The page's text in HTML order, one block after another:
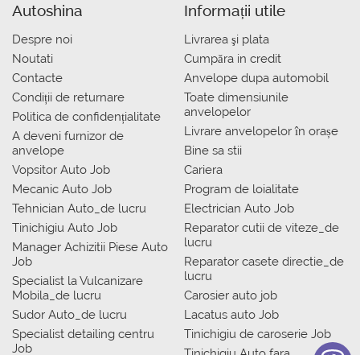
Autoshina
Despre noi
Noutati
Contacte
Condiții de returnare
Politica de confidențialitate
A deveni furnizor de
anvelope
Vopsitor Auto Job
Mecanic Auto Job
Tehnician Auto_de lucru
Tinichigiu Auto Job
Manager Achizitii Piese Auto
Job
Specialist la Vulcanizare
Mobila_de lucru
Sudor Auto_de lucru
Specialist detailing centru
Job
Informații utile
Livrarea şi plata
Сumpăra in credit
Anvelope dupa automobil
Toate dimensiunile
anvelopelor
Livrare anvelopelor în orașe
Bine sa stii
Cariera
Program de loialitate
Electrician Auto Job
Reparator cutii de viteze_de
lucru
Reparator casete directie_de
lucru
Carosier auto job
Lacatus auto Job
Tinichigiu de caroserie Job